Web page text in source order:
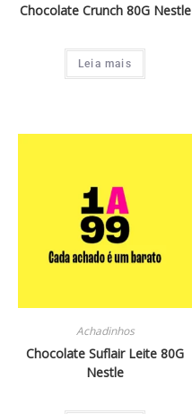
Chocolate Crunch 80G Nestle
Leia mais
Achadinhos
Chocolate Suflair Leite 80G
Nestle